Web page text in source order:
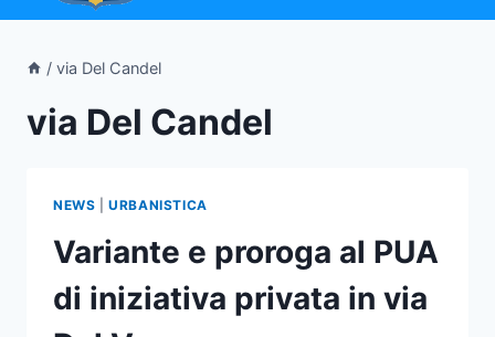
/ via Del Candel
via Del Candel
NEWS |URBANISTICA
Variante e proroga al PUA
di iniziativa privata in via